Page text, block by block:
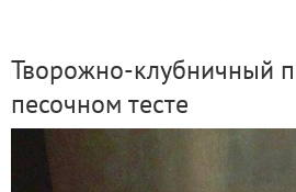
Творожно-клубничный
песочном тесте